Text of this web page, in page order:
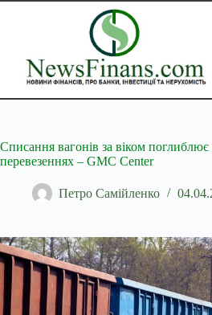
Перейти
Списання вагонів за віком поглиблює
перевезеннях – GMC Center
Петро Самійленко